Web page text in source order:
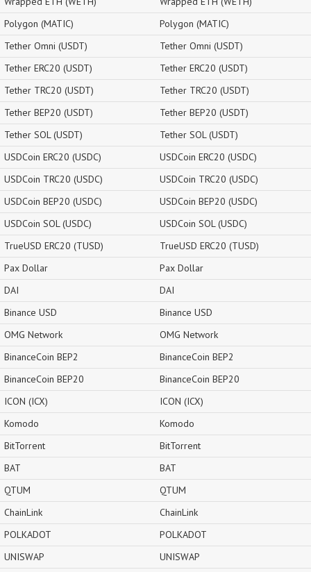
Polygon (MATIC)
Tether Omni (USDT)
Tether ERC20 (USDT)
Tether TRC20 (USDT)
Tether BEP20 (USDT)
Tether SOL (USDT)
USDCoin ERC20 (USDC)
USDCoin TRC20 (USDC)
USDCoin BEP20 (USDC)
USDCoin SOL (USDC)
TrueUSD ERC20 (TUSD)
Pax Dollar
DAI
Binance USD
OMG Network
BinanceCoin BEP2
BinanceCoin BEP20
ICON (ICX)
Komodo
BitTorrent
BAT
QTUM
ChainLink
POLKADOT
UNISWAP
Polygon (MATIC)
Tether Omni (USDT)
Tether ERC20 (USDT)
Tether TRC20 (USDT)
Tether BEP20 (USDT)
Tether SOL (USDT)
USDCoin ERC20 (USDC)
USDCoin TRC20 (USDC)
USDCoin BEP20 (USDC)
USDCoin SOL (USDC)
TrueUSD ERC20 (TUSD)
Pax Dollar
DAI
Binance USD
OMG Network
BinanceCoin BEP2
BinanceCoin BEP20
ICON (ICX)
Komodo
BitTorrent
BAT
QTUM
ChainLink
POLKADOT
UNISWAP